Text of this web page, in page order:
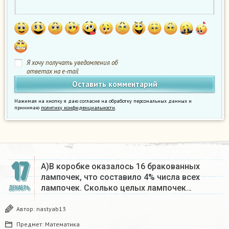
Я хочу получать уведомления об
ответах на e-mail
Нажимая на кнопку я даю согласие на обработку персональных данных и
принимаю политику конфиденциальности.
17
ДЕКАБРЬ
А)В коробке оказалось 16 бракованных
лампочек, что составило 4% числа всех
лампочек. Сколько целых лампочек…
Автор: nastyab13
Предмет: Математика